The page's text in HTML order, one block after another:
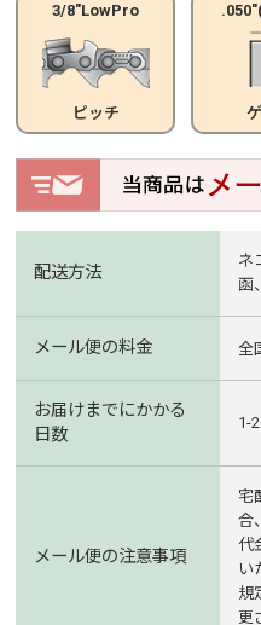
3/8"LowPro
ピッチ
配送方法
ネ
函
メール便の料金 全
お届けまでにかかる
日数
1-
メール便の注意事項
宅
合
代
い
規
更